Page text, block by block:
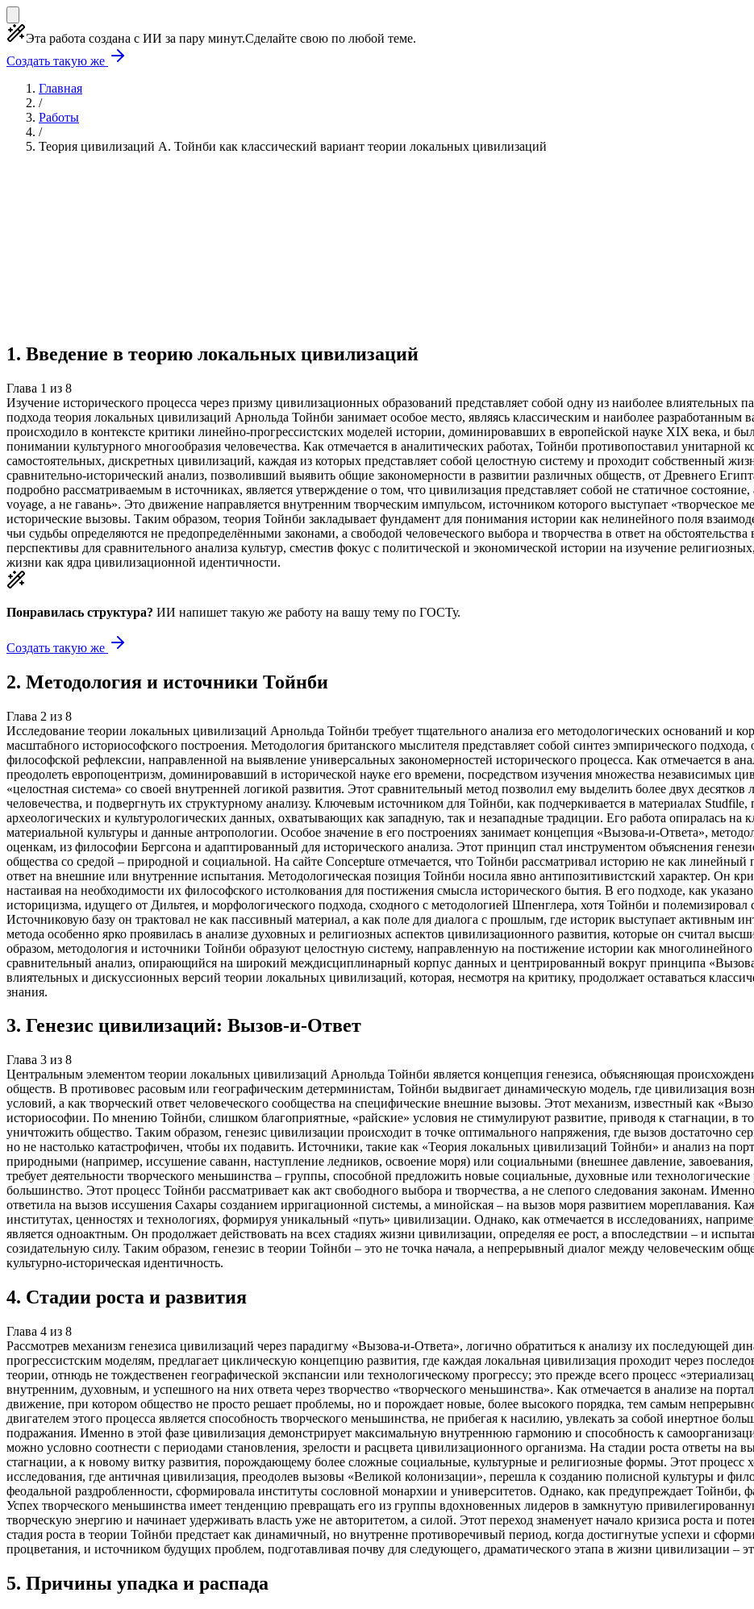
Эта работа создана с ИИ за пару минут.Сделайте свою по любой теме.
Создать такую же
Главная
/
Работы
/
Теория цивилизаций А. Тойнби как классический вариант теории локальных цивилизаций
1. Введение в теорию локальных цивилизаций
Глава 1 из 8
Изучение исторического процесса через призму цивилизационных образований представляет собой одну из наиболее влиятельных
подхода теория локальных цивилизаций Арнольда Тойнби занимает особое место, являясь классическим и наиболее
происходило в контексте критики линейно-прогрессистских моделей истории, доминировавших в европейской науке XIX века, и
понимании культурного многообразия человечества. Как отмечается в аналитических работах, Тойнби противопоставил
самостоятельных, дискретных цивилизаций, каждая из которых представляет собой целостную систему и проходит собственный
сравнительно-исторический анализ, позволивший выявить общие закономерности в развитии различных обществ, от Древнего
подробно рассматриваемым в источниках, является утверждение о том, что цивилизация представляет собой не статичное
voyage, а не гавань». Это движение направляется внутренним творческим импульсом, источником которого выступает «творческое
исторические вызовы. Таким образом, теория Тойнби закладывает фундамент для понимания истории как нелинейного поля
чьи судьбы определяются не предопределёнными законами, а свободой человеческого выбора и творчества в ответ на
перспективы для сравнительного анализа культур, сместив фокус с политической и экономической истории на изучение
жизни как ядра цивилизационной идентичности.
Понравилась структура? ИИ напишет такую же работу на вашу тему по ГОСТу.
Создать такую же
2. Методология и источники Тойнби
Глава 2 из 8
Исследование теории локальных цивилизаций Арнольда Тойнби требует тщательного анализа его методологических оснований и
масштабного историософского построения. Методология британского мыслителя представляет собой синтез эмпирического
философской рефлексии, направленной на выявление универсальных закономерностей исторического процесса. Как отмечается в
преодолеть европоцентризм, доминировавший в исторической науке его времени, посредством изучения множества независимых
«целостная система» со своей внутренней логикой развития. Этот сравнительный метод позволил ему выделить более двух
человечества, и подвергнуть их структурному анализу. Ключевым источником для Тойнби, как подчеркивается в материалах
археологических и культурологических данных, охватывающих как западную, так и незападные традиции. Его работа опиралась на
материальной культуры и данные антропологии. Особое значение в его построениях занимает концепция «Вызова-и-Ответа»,
оценкам, из философии Бергсона и адаптированный для исторического анализа. Этот принцип стал инструментом объяснения
общества со средой – природной и социальной. На сайте Concepture отмечается, что Тойнби рассматривал историю не как
ответ на внешние или внутренние испытания. Методологическая позиция Тойнби носила явно антипозитивистский характер. Он
настаивая на необходимости их философского истолкования для постижения смысла исторического бытия. В его подходе, как
историцизма, идущего от Дильтея, и морфологического подхода, сходного с методологией Шпенглера, хотя Тойнби и полемизировал
Источниковую базу он трактовал не как пассивный материал, а как поле для диалога с прошлым, где историк выступает активным
метода особенно ярко проявилась в анализе духовных и религиозных аспектов цивилизационного развития, которые он считал
образом, методология и источники Тойнби образуют целостную систему, направленную на постижение истории как
сравнительный анализ, опирающийся на широкий междисциплинарный корпус данных и центрированный вокруг принципа
влиятельных и дискуссионных версий теории локальных цивилизаций, которая, несмотря на критику, продолжает оставаться
знания.
3. Генезис цивилизаций: Вызов-и-Ответ
Глава 3 из 8
Центральным элементом теории локальных цивилизаций Арнольда Тойнби является концепция генезиса, объясняющая
обществ. В противовес расовым или географическим детерминистам, Тойнби выдвигает динамическую модель, где цивилизация
условий, а как творческий ответ человеческого сообщества на специфические внешние вызовы. Этот механизм, известный как
историософии. По мнению Тойнби, слишком благоприятные, «райские» условия не стимулируют развитие, приводя к стагнации, в
уничтожить общество. Таким образом, генезис цивилизации происходит в точке оптимального напряжения, где вызов достаточно
но не настолько катастрофичен, чтобы их подавить. Источники, такие как «Теория локальных цивилизаций Тойнби» и анализ на
природными (например, иссушение саванн, наступление ледников, освоение моря) или социальными (внешнее давление,
требует деятельности творческого меньшинства – группы, способной предложить новые социальные, духовные или
большинство. Этот процесс Тойнби рассматривает как акт свободного выбора и творчества, а не слепого следования законам.
ответила на вызов иссушения Сахары созданием ирригационной системы, а минойская – на вызов моря развитием мореплавания.
институтах, ценностях и технологиях, формируя уникальный «путь» цивилизации. Однако, как отмечается в исследованиях,
является одноактным. Он продолжает действовать на всех стадиях жизни цивилизации, определяя ее рост, а впоследствии – и
созидательную силу. Таким образом, генезис в теории Тойнби – это не точка начала, а непрерывный диалог между человеческим
культурно-историческая идентичность.
4. Стадии роста и развития
Глава 4 из 8
Рассмотрев механизм генезиса цивилизаций через парадигму «Вызова-и-Ответа», логично обратиться к анализу их последующей
прогрессистским моделям, предлагает циклическую концепцию развития, где каждая локальная цивилизация проходит через
теории, отнюдь не тождественен географической экспансии или технологическому прогрессу; это прежде всего процесс
внутренним, духовным, и успешного на них ответа через творчество «творческого меньшинства». Как отмечается в анализе на
движение, при котором общество не просто решает проблемы, но и порождает новые, более высокого порядка, тем самым
двигателем этого процесса является способность творческого меньшинства, не прибегая к насилию, увлекать за собой инертное
подражания. Именно в этой фазе цивилизация демонстрирует максимальную внутреннюю гармонию и способность к
можно условно соотнести с периодами становления, зрелости и расцвета цивилизационного организма. На стадии роста ответы
стагнации, а к новому витку развития, порождающему более сложные социальные, культурные и религиозные формы. Этот процесс
исследования, где античная цивилизация, преодолев вызовы «Великой колонизации», перешла к созданию полисной культуры и
феодальной раздробленности, сформировала институты сословной монархии и университетов. Однако, как предупреждает Тойнби,
Успех творческого меньшинства имеет тенденцию превращать его из группы вдохновенных лидеров в замкнутую
творческую энергию и начинает удерживать власть уже не авторитетом, а силой. Этот переход знаменует начало кризиса роста и
стадия роста в теории Тойнби предстает как динамичный, но внутренне противоречивый период, когда достигнутые успехи и
процветания, и источником будущих проблем, подготавливая почву для следующего, драматического этапа в жизни цивилизации –
5. Причины упадка и распада